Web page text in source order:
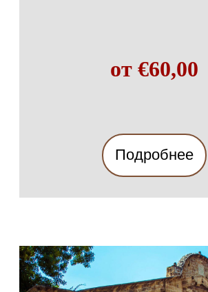
от €60,00
Подробнее